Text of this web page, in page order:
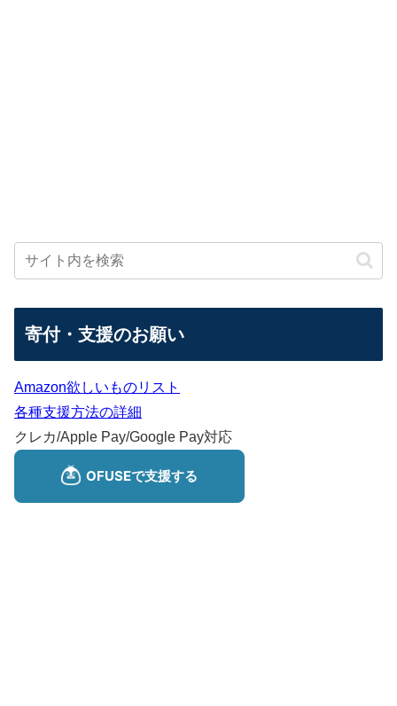
寄付・支援のお願い
Amazon欲しいものリスト
各種支援方法の詳細
クレカ/Apple Pay/Google Pay対応